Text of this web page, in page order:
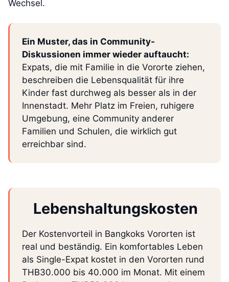
Wechsel.
Ein Muster, das in Community-
Diskussionen immer wieder auftaucht:
Expats, die mit Familie in die Vororte ziehen,
beschreiben die Lebensqualität für ihre
Kinder fast durchweg als besser als in der
Innenstadt. Mehr Platz im Freien, ruhigere
Umgebung, eine Community anderer
Familien und Schulen, die wirklich gut
erreichbar sind.
Lebenshaltungskosten
Der Kostenvorteil in Bangkoks Vororten ist
real und beständig. Ein komfortables Leben
als Single-Expat kostet in den Vororten rund
THB30.000 bis 40.000 im Monat. Mit einem